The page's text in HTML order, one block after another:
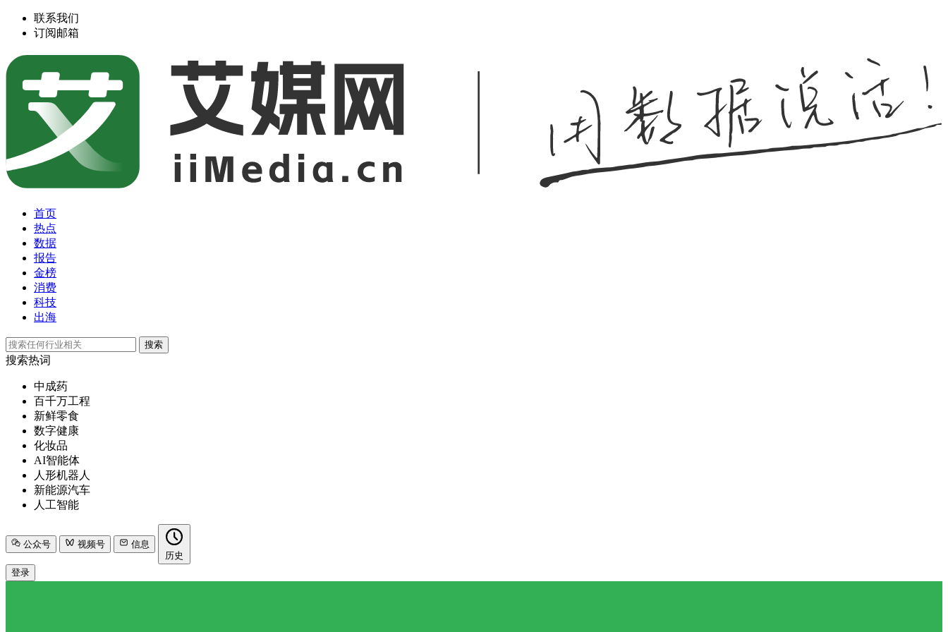
联系我们
订阅邮箱
首页
热点
数据
报告
金榜
消费
科技
出海
搜索
搜索热词
中成药
百千万工程
新鲜零食
数字健康
化妆品
AI智能体
人形机器人
新能源汽车
人工智能
公众号 视频号
信息
历史
登录